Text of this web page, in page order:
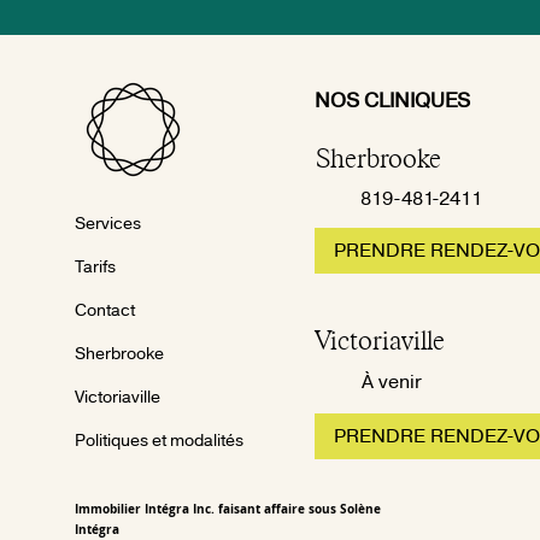
Services
Tarifs
Contact
Sherbrooke
Victoriaville
Politiques et modalités
NOS CLINIQUES
Sherbrooke
819-481-2411
PRENDRE RENDEZ-
Victoriaville
À venir
PRENDRE RENDEZ-
Immobilier Intégra Inc. faisant affaire sous Solène
Intégra